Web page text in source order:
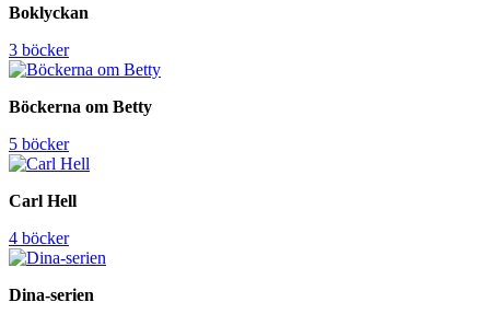
Boklyckan
3 böcker
Böckerna om Betty
5 böcker
Carl Hell
4 böcker
Dina-serien